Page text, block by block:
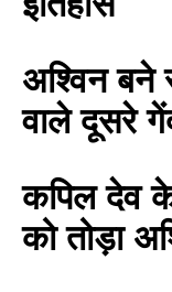
अश्विन बने
वाले दूसरे
कपिल देव
को तोड़ा